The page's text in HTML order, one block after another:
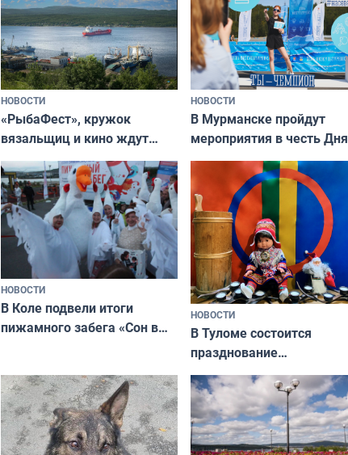
НОВОСТИ
«РыбаФест», кружок
вязальщиц и кино ждут
мурманчан в эти выходные
НОВОСТИ
В Мурманске пройдут
мероприятия в честь Дня
физкультурника
НОВОСТИ
В Коле подвели итоги
пижамного забега «Сон в
НОВОСТИ
В Туломе состоится
празднование
Международного дня
коренных народов мира